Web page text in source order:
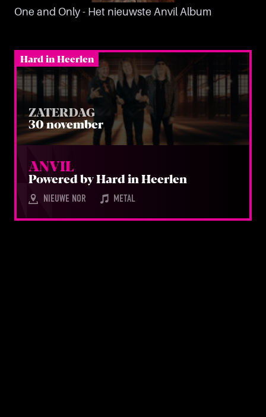
One and Only - Het nieuwste Anvil Album
Hard in Heerlen
ZATERDAG
30 november
ANVIL
Powe­red by Hard in Heerlen
NIEUWE NOR METAL